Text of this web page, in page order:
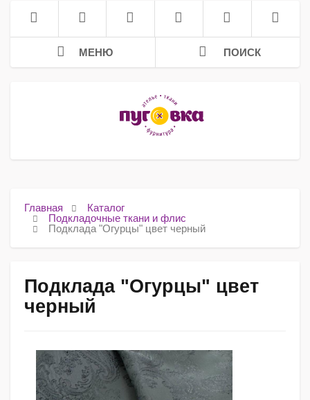
МЕНЮ ПОИСК
Главная
Каталог
Подкладочные ткани и флис
Подклада "Огурцы" цвет черный
Подклада "Огурцы" цвет
черный